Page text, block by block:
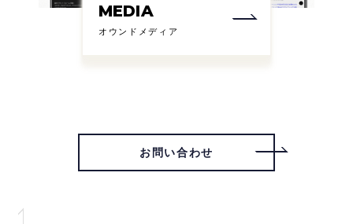
MEDIA
オウンドメディア
お問い合わせ